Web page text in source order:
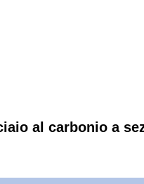
al carbonio a